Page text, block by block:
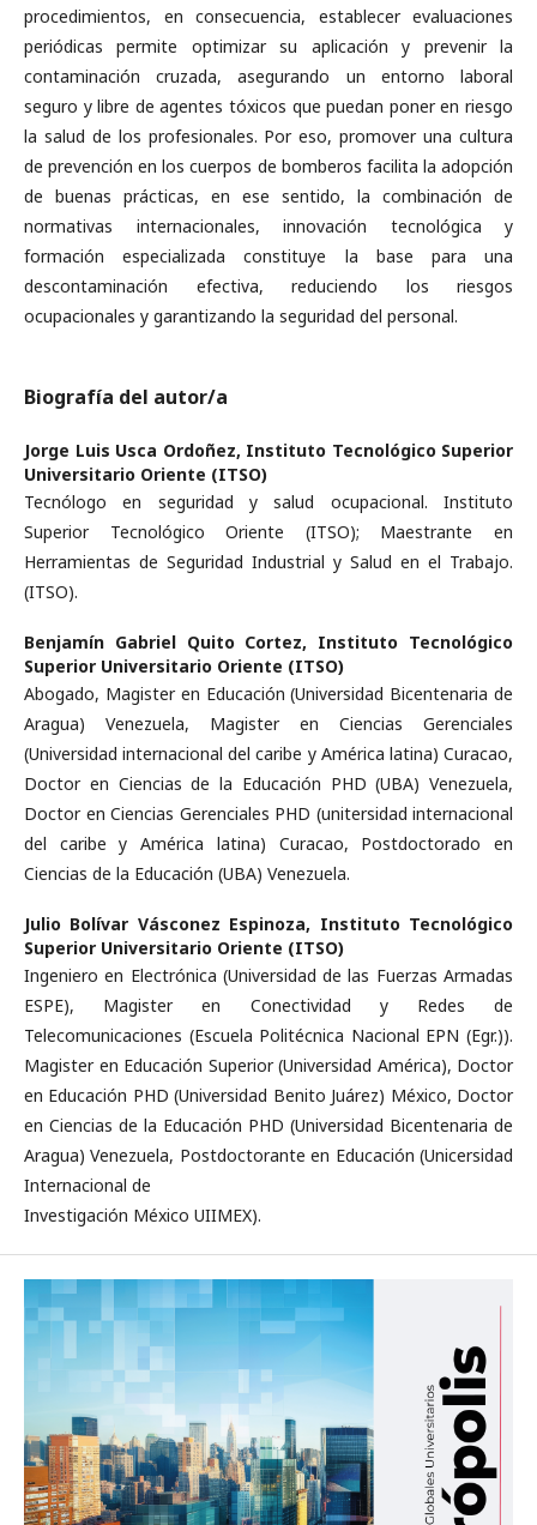
procedimientos, en consecuencia, establecer evaluaciones
periódicas permite optimizar su aplicación y prevenir la
contaminación cruzada, asegurando un entorno laboral
seguro y libre de agentes tóxicos que puedan poner en riesgo
la salud de los profesionales. Por eso, promover una cultura
de prevención en los cuerpos de bomberos facilita la adopción
de buenas prácticas, en ese sentido, la combinación de
normativas internacionales, innovación tecnológica y
formación especializada constituye la base para una
descontaminación efectiva, reduciendo los riesgos
ocupacionales y garantizando la seguridad del personal.
Biografía del autor/a
Jorge Luis Usca Ordoñez, Instituto Tecnológico Superior
Universitario Oriente (ITSO)
Tecnólogo en seguridad y salud ocupacional. Instituto
Superior Tecnológico Oriente (ITSO); Maestrante en
Herramientas de Seguridad Industrial y Salud en el Trabajo.
(ITSO).
Benjamín Gabriel Quito Cortez, Instituto Tecnológico
Superior Universitario Oriente (ITSO)
Abogado, Magister en Educación (Universidad Bicentenaria de
Aragua) Venezuela, Magister en Ciencias Gerenciales
(Universidad internacional del caribe y América latina) Curacao,
Doctor en Ciencias de la Educación PHD (UBA) Venezuela,
Doctor en Ciencias Gerenciales PHD (unitersidad internacional
del caribe y América latina) Curacao, Postdoctorado en
Ciencias de la Educación (UBA) Venezuela.
Julio Bolívar Vásconez Espinoza, Instituto Tecnológico
Superior Universitario Oriente (ITSO)
Ingeniero en Electrónica (Universidad de las Fuerzas Armadas
ESPE), Magister en Conectividad y Redes de
Telecomunicaciones (Escuela Politécnica Nacional EPN (Egr.)).
Magister en Educación Superior (Universidad América), Doctor
en Educación PHD (Universidad Benito Juárez) México, Doctor
en Ciencias de la Educación PHD (Universidad Bicentenaria de
Aragua) Venezuela, Postdoctorante en Educación (Unicersidad
Internacional de
Investigación México UIIMEX).